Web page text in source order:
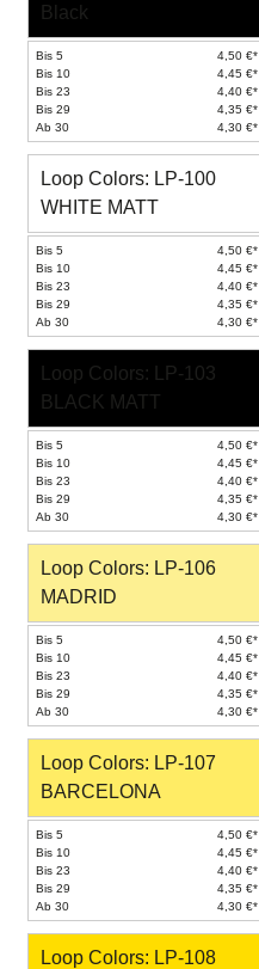
Black
Bis 5
4,50 €*
Bis 10
4,45 €*
Bis 23
4,40 €*
Bis 29
4,35 €*
Ab 30
4,30 €*
Loop Colors: LP-100
WHITE MATT
Bis 5
4,50 €*
Bis 10
4,45 €*
Bis 23
4,40 €*
Bis 29
4,35 €*
Ab 30
4,30 €*
Loop Colors: LP-103
BLACK MATT
Bis 5
4,50 €*
Bis 10
4,45 €*
Bis 23
4,40 €*
Bis 29
4,35 €*
Ab 30
4,30 €*
Loop Colors: LP-106
MADRID
Bis 5
4,50 €*
Bis 10
4,45 €*
Bis 23
4,40 €*
Bis 29
4,35 €*
Ab 30
4,30 €*
Loop Colors: LP-107
BARCELONA
Bis 5
4,50 €*
Bis 10
4,45 €*
Bis 23
4,40 €*
Bis 29
4,35 €*
Ab 30
4,30 €*
Loop Colors: LP-108